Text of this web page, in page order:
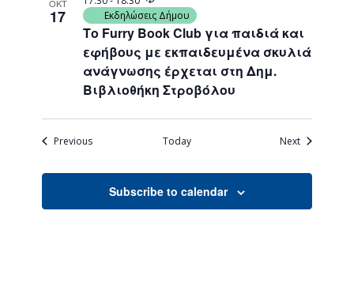
ΟΚΤ
17
Το Furry Book Club για παιδιά και
εφήβους με εκπαιδευμένα σκυλιά
ανάγνωσης έρχεται στη Δημ.
Βιβλιοθήκη Στροβόλου
Εκδηλώσεις Δήμου
PreviousEvents Today NextEvents
Subscribe to calendar